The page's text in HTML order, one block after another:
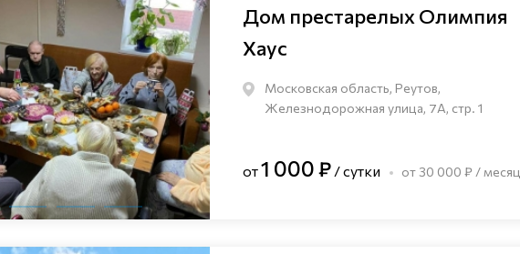
Дом престарелых Олимпия
Хаус
Московская область, Реутов,
Железнодорожная улица, 7А, стр. 1
от1 000 ₽ / сутки от 30 000 ₽ / месяц